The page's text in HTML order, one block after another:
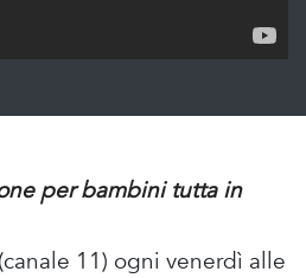
per bambini tutta in
11) ogni venerdì alle